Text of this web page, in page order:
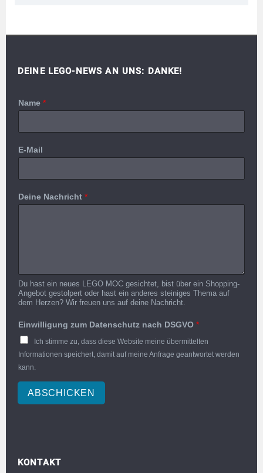
DEINE LEGO-NEWS AN UNS: DANKE!
Name *
E-Mail
Deine Nachricht *
Du hast ein neues LEGO MOC gesichtet, bist über ein Shopping-
Angebot gestolpert oder hast ein anderes steiniges Thema auf
dem Herzen? Wir freuen uns auf deine Nachricht.
Einwilligung zum Datenschutz nach DSGVO *
Ich stimme zu, dass diese Website meine übermittelten
Informationen speichert, damit auf meine Anfrage geantwortet werden
kann.
ABSCHICKEN
KONTAKT